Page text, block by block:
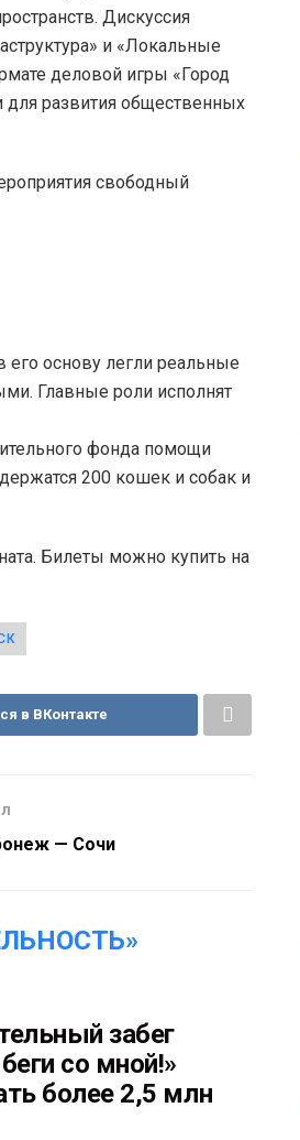
Дискуссия
и «Локальные
деловой игры «Город
развития общественных
свободный
его основу легли реальные
Главные роли исполнят
фонда помощи
200 кошек и собак и
Билеты можно купить на
в ВКонтакте
— Сочи
забег
со мной!»
более 2,5 млн